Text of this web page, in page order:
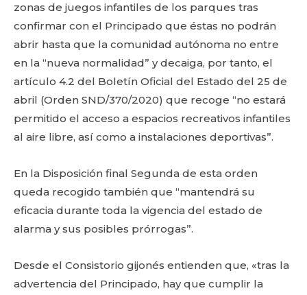
zonas de juegos infantiles de los parques tras
confirmar con el Principado que éstas no podrán
abrir hasta que la comunidad autónoma no entre
en la “nueva normalidad” y decaiga, por tanto, el
artículo 4.2 del Boletín Oficial del Estado del 25 de
abril (Orden SND/370/2020) que recoge “no estará
permitido el acceso a espacios recreativos infantiles
al aire libre, así como a instalaciones deportivas”.
En la Disposición final Segunda de esta orden
queda recogido también que “mantendrá su
eficacia durante toda la vigencia del estado de
alarma y sus posibles prórrogas”.
Desde el Consistorio gijonés entienden que, «tras la
advertencia del Principado, hay que cumplir la